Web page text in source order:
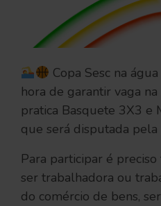
Copa Sesc na
hora de garantir vaga
pratica Basquete 3X3 e
que será disputada pela
Para participar é
ser trabalhadora ou
do comércio de bens,